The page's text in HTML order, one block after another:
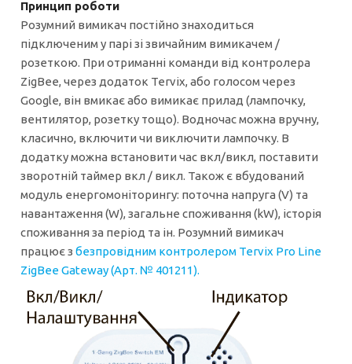
Принцип роботи
Розумний вимикач постійно знаходиться
підключеним у парі зі звичайним вимикачем /
розеткою. При отриманні команди від контролера
ZigBee, через додаток Tervix, або голосом через
Google, він вмикає або вимикає прилад (лампочку,
вентилятор, розетку тощо). Водночас можна вручну,
класично, включити чи виключити лампочку. В
додатку можна встановити час вкл/викл, поставити
зворотній таймер вкл / викл. Також є вбудований
модуль енергомоніторингу: поточна напруга (V) та
навантаження (W), загальне споживання (kW), історія
споживання за період та ін. Розумний вимикач
працює з безпровідним контролером Tervix Pro Line
ZigBee Gateway (Арт. № 401211).